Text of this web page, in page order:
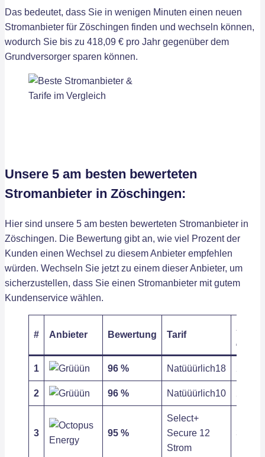
Das bedeutet, dass Sie in wenigen Minuten einen neuen
Stromanbieter für Zöschingen finden und wechseln können,
wodurch Sie bis zu 418,09 € pro Jahr gegenüber dem
Grundversorger sparen können.
Unsere 5 am besten bewerteten
Stromanbieter in Zöschingen:
Hier sind unsere 5 am besten bewerteten Stromanbieter in
Zöschingen. Die Bewertung gibt an, wie viel Prozent der
Kunden einen Wechsel zu diesem Anbieter empfehlen
würden. Wechseln Sie jetzt zu einem dieser Anbieter, um
sicherzustellen, dass Sie einen Stromanbieter mit gutem
Kundenservice wählen.
# Anbieter Bewertung Tarif
/ kWh
1 96 % Natüüürlich18
2 96 % Natüüürlich10
3 95 %
Select+
Secure 12
Strom
31,20